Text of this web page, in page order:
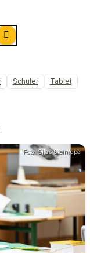
Schüler Tablet
Foto: Silas Stein/dpa